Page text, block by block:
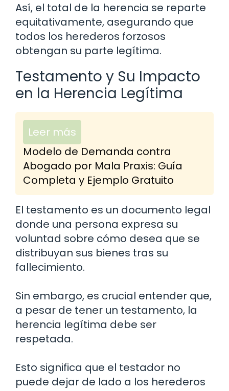
Así, el total de la herencia se reparte
equitativamente, asegurando que
todos los herederos forzosos
obtengan su parte legítima.
Testamento y Su Impacto
en la Herencia Legítima
Leer más
Modelo de Demanda contra
Abogado por Mala Praxis: Guía
Completa y Ejemplo Gratuito
El testamento es un documento legal
donde una persona expresa su
voluntad sobre cómo desea que se
distribuyan sus bienes tras su
fallecimiento.
Sin embargo, es crucial entender que,
a pesar de tener un testamento, la
herencia legítima debe ser
respetada.
Esto significa que el testador no
puede dejar de lado a los herederos